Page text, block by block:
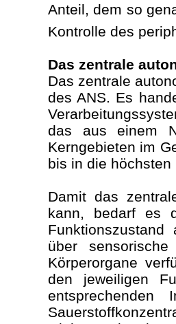
Anteil, dem so
Kontrolle des
Das zentrale
Das zentrale
des ANS. Es
das aus einem
Kerngebieten im
bis in die
Damit das
kann, bedarf es
über
Körperorgane
den jeweiligen
entsprechenden